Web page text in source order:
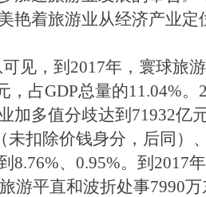
艳着旅游业从经济产业定
见，到2017年，寰球旅
，占GDP总量的11.04%
加多值分歧达到71932亿
未扣除价钱身分，后同）
8.76%、0.95%。到2017
游平直和波折处事7990